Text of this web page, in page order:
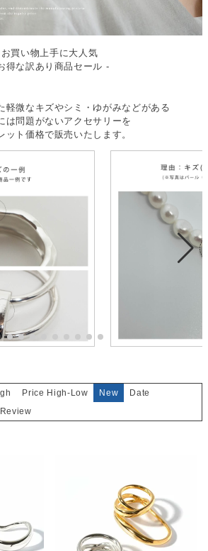
お買い物上手に大人気
得な訳あり商品セール -
軽微なキズやシミ・ゆがみなどがある
は問題がないアクセサリーを
ット価格で販売いたします。
Price High-Low New
Date
Review